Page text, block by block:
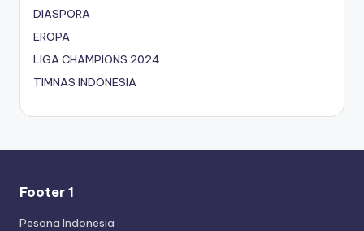
DIASPORA
EROPA
LIGA CHAMPIONS 2024
TIMNAS INDONESIA
Footer 1
Pesona Indonesia